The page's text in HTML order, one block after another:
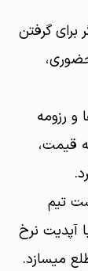
برای گرفتن
و رزومه
قیمت،
تیم
آپدیت نرخ
میسازد.